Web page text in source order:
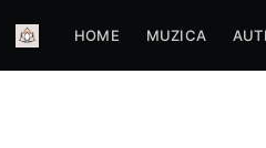
HOME MUZICA